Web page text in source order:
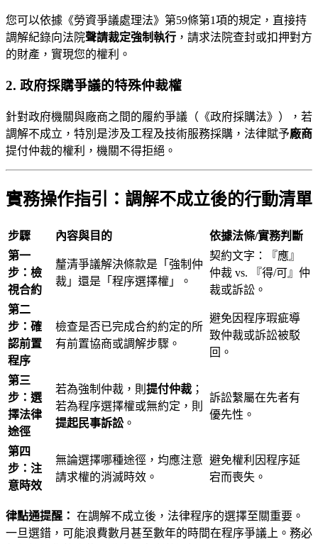
您可以依據《勞資爭議處理法》第59條第1項的規定，直接持
調解紀錄向法院聲請裁定強制執行 ，請求法院查封或扣押對方
的財產，實現您的權利。
2. 政府採購爭議的特殊仲裁權
針對政府機關與廠商之間的履約爭議（《政府採購法》），若
調解不成立，特別是涉及工程及技術服務採購，法律賦予廠商
提付仲裁的權利，機關不得拒絕。
實務操作指引：調解不成立後的行動清單
步驟 內容與目的
依據法條/實務判斷
第一
步：檢
視合約
釐清爭議解決條款是「強制仲
裁」還是「程序選擇權」。
契約文字：『應』
仲裁 vs. 『得/可』仲
裁或訴訟。
第二
步：確
認前置
程序
檢查是否已完成合約約定的所
有前置協商或調解步驟。
避免因程序瑕疵導
致仲裁或訴訟被駁
回。
第三
步：選
擇法律
途徑
若為強制仲裁，則 提付仲裁 ；
若為程序選擇權或無約定，則
提起民事訴訟。
訴訟繫屬在先者有
優先性。
第四
步：注
意時效
無論選擇哪種途徑，均應注意
請求權的消滅時效。
避免權利因程序延
宕而喪失。
律點通提醒： 在調解不成立後，法律程序的選擇至關重要。
一旦選錯，可能浪費數月甚至數年的時間在程序爭議上。務必